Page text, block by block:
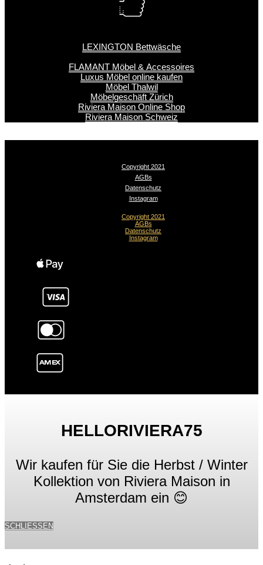
LEXINGTON Bettwäsche
FLAMANT Möbel & Accessoires
Luxus Möbel online kaufen
Möbel Thalwil
Möbelgeschäft Zürich
Riviera Maison Online Shop
Riviera Maison Schweiz
Copyright 2021
AGBs
Datenschutz
Instagram
Copyright 2021
AGBs
Datenschutz
Instagram
HELLORIVIERA75
Wir kaufen für Sie die Herbst / Winter
Kollektion von Riviera Maison in
Amsterdam ein 😊
SCHLIESSEN